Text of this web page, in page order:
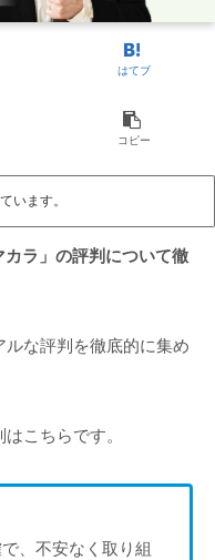
はてブ
コピー
います。
ラ」の評判について徹
な評判を徹底的に集め
こちらです。
、不安なく取り組